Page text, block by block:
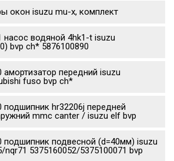
окон isuzu mu-x, комплект
насос водяной 4hk1-t isuzu
bvp ch* 5876100890
амортизатор передний isuzu
fuso bvp ch*
подшипник hr32206j передней
mmc canter / isuzu elf bvp
подшипник подвесной (d=40мм) isuzu
nqr71 5375160052/5375100071 bvp